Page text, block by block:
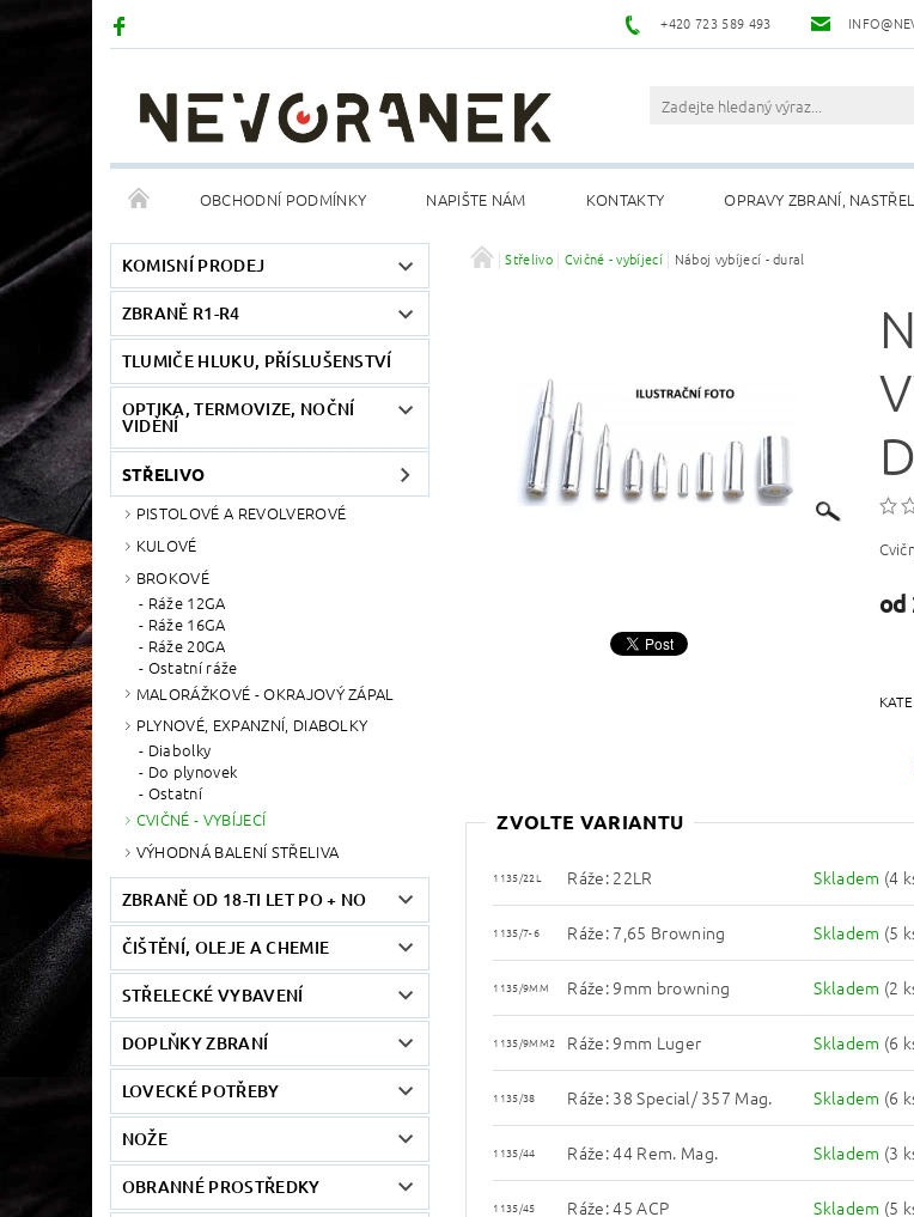
+420 723 589 493
OBCHODNÍ PODMÍNKY NAPIŠTE NÁM KONTAKTY OPRAVY ZBRANÍ,
KOMISNÍ PRODEJ
ZBRANĚ R1-R4
TLUMIČE HLUKU, PŘÍSLUŠENSTVÍ
OPTIKA, TERMOVIZE, NOČNÍ
VIDĚNÍ
STŘELIVO
PISTOLOVÉ A REVOLVEROVÉ
KULOVÉ
BROKOVÉ
Ráže 12GA
Ráže 16GA
Ráže 20GA
Ostatní ráže
MALORÁŽKOVÉ - OKRAJOVÝ ZÁPAL
PLYNOVÉ, EXPANZNÍ, DIABOLKY
Diabolky
Do plynovek
Ostatní
CVIČNÉ - VYBÍJECÍ
VÝHODNÁ BALENÍ STŘELIVA
ZBRANĚ OD 18-TI LET PO + NO
ČIŠTĚNÍ, OLEJE A CHEMIE
STŘELECKÉ VYBAVENÍ
DOPLŇKY ZBRANÍ
LOVECKÉ POTŘEBY
NOŽE
OBRANNÉ PROSTŘEDKY
Střelivo Cvičné - vybíjecí Náboj vybíjecí - dural
od
ZVOLTE VARIANTU
1135/22L Ráže: 22LR Skladem (4
1135/7-6 Ráže: 7,65 Browning Skladem (5
1135/9MM Ráže: 9mm browning Skladem (2
1135/9MM2 Ráže: 9mm Luger Skladem (6
1135/38 Ráže: 38 Special/ 357 Mag. Skladem (6
1135/44 Ráže: 44 Rem. Mag. Skladem (3
1135/45 Ráže: 45 ACP Skladem (5